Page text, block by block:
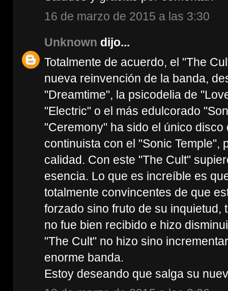
16 de marzo de 2015 a las 3:30
Unknown dijo...
Totalmente de acuerdo, el "The
nueva reinvención de la banda,
"Dreamtime", la psicodelia de
"Electric" o el más edulcorado
"Ceremony" ha sido el único
continuista con el "Sonic Temple",
calidad. Con este "The Cult"
esencia. Lo que es increíble es
totalmente convincentes de que
forzado sino fruto de su inquietud,
no fue bien recibido e hizo
"The Cult" no hizo sino
enorme banda.
Estoy deseando que salga su